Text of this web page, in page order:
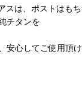
スは、ポストはも
チタンを
安心してご使用頂け